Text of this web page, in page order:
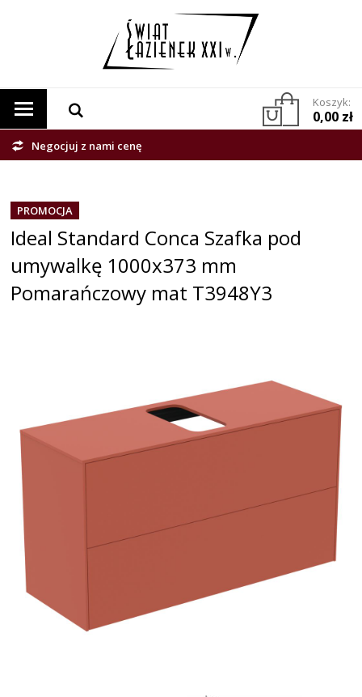
Koszyk:
0,00 zł
Negocjuj z nami cenę
PROMOCJA
Ideal Standard Conca Szafka pod
umywalkę 1000x373 mm
Pomarańczowy mat T3948Y3